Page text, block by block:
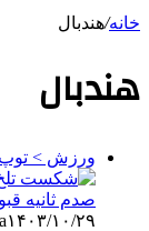
خانه/هندبال
هندبال
ورزش > توپ
۱۴۰۳/۱۰/۲۹